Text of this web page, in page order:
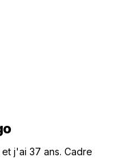
j'ai 37 ans. Cadre